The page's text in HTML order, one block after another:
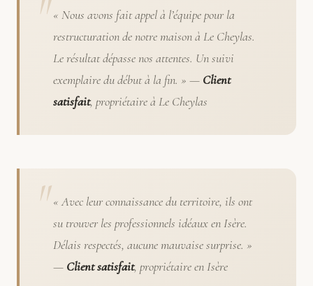
« Nous avons fait appel à l’équipe pour la
restructuration de notre maison à Le Cheylas.
Le résultat dépasse nos attentes. Un suivi
exemplaire du début à la fin. » — Client
satisfait, propriétaire à Le Cheylas
« Avec leur connaissance du territoire, ils ont
su trouver les professionnels idéaux en Isère.
Délais respectés, aucune mauvaise surprise. »
— Client satisfait, propriétaire en Isère